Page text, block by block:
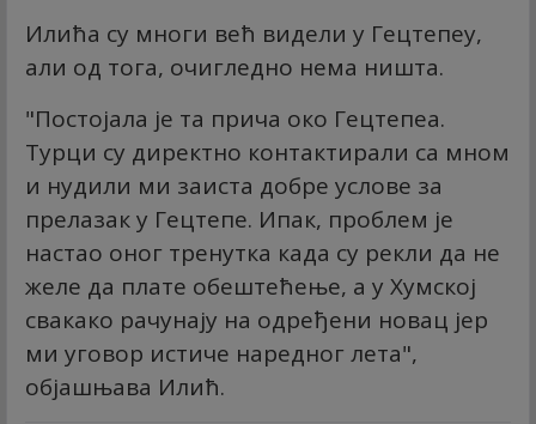
Илића су многи већ видели у Гецтепеу,
али од тога, очигледно нема ништа.
"Постојала је та прича око Гецтепеа.
Турци су директно контактирали са мном
и нудили ми заиста добре услове за
прелазак у Гецтепе. Ипак, проблем је
настао оног тренутка када су рекли да не
желе да плате обештећење, а у Хумској
свакако рачунају на одређени новац јер
ми уговор истиче наредног лета",
објашњава Илић.